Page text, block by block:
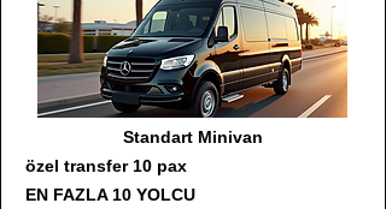
Standart Minivan
özel transfer 10 pax
EN FAZLA 10 YOLCU